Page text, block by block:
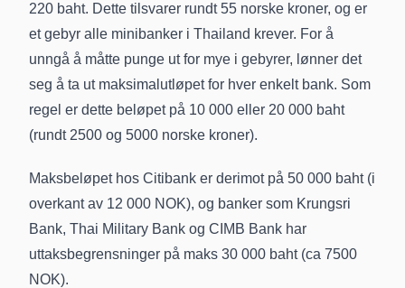
220 baht. Dette tilsvarer rundt 55 norske kroner, og er
et gebyr alle minibanker i Thailand krever. For å
unngå å måtte punge ut for mye i gebyrer, lønner det
seg å ta ut maksimalutløpet for hver enkelt bank. Som
regel er dette beløpet på 10 000 eller 20 000 baht
(rundt 2500 og 5000 norske kroner).
Maksbeløpet hos Citibank er derimot på 50 000 baht (i
overkant av 12 000 NOK), og banker som Krungsri
Bank, Thai Military Bank og CIMB Bank har
uttaksbegrensninger på maks 30 000 baht (ca 7500
NOK).